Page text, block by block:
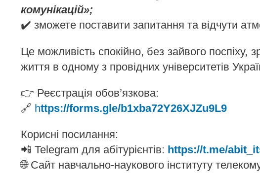
комунікацій»;
✔️ зможете поставити запитання та відчути
Це можливість спокійно, без зайвого поспіху,
життя в одному з провідних університетів
👉 Реєстрація обов’язкова:
🔗 https://forms.gle/b1xba72Y26XJZu9L9
Корисні посилання:
📲 Telegram для абітурієнтів: https://t.me/
🌐 Сайт навчально-наукового інституту